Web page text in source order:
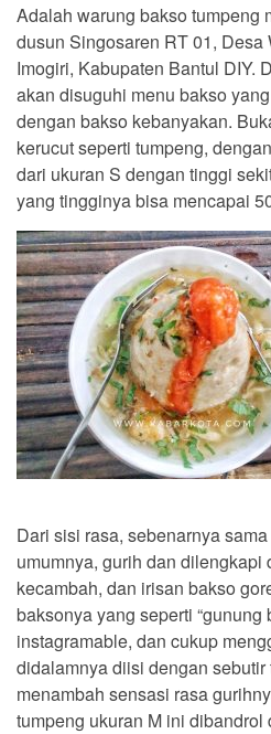
Adalah warung bakso tumpeng
dusun Singosaren RT 01, Desa
Imogiri, Kabupaten Bantul DIY.
akan disuguhi menu bakso
dengan bakso kebanyakan.
kerucut seperti tumpeng,
dari ukuran S dengan tinggi
yang tingginya bisa mencapai
Dari sisi rasa, sebenarnya
umumnya, gurih dan dilengkapi
kecambah, dan irisan bakso
baksonya yang seperti “gunung
instagramable, dan cukup
didalamnya diisi dengan sebutir
menambah sensasi rasa
tumpeng ukuran M ini